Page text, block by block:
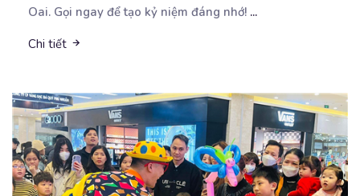
Oai. Gọi ngay để tạo kỷ niệm đáng nhớ! ...
Chi tiết